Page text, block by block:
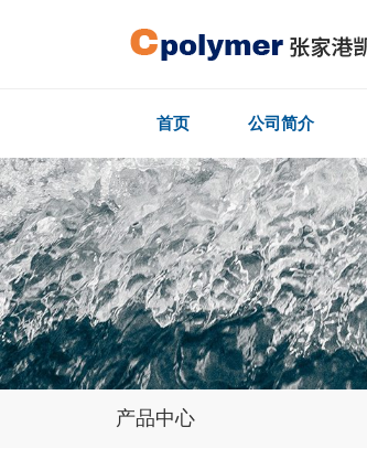
首页 公司简介
产品中心